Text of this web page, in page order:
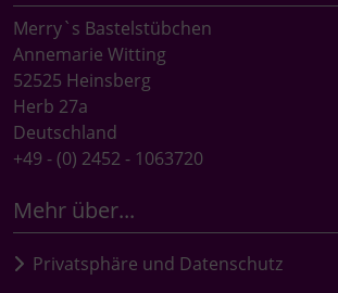
Merry`s Bastelstübchen
Annemarie Witting
52525 Heinsberg
Herb 27a
Deutschland
+49 - (0) 2452 - 1063720
Mehr über...
Privatsphäre und Datenschutz